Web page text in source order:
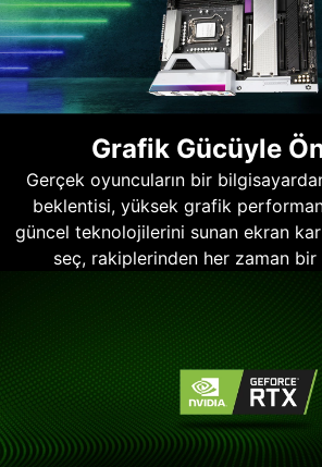
Grafik Gücüyle
Gerçek oyuncuların bir
beklentisi, yüksek grafik
güncel teknolojilerini sunan ekran
seç, rakiplerinden her zaman bir